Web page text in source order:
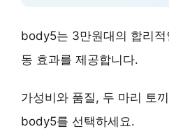
body5는 3만원대의 합리적
동 효과를 제공합니다.
가성비와 품질, 두 마리 토
body5를 선택하세요.